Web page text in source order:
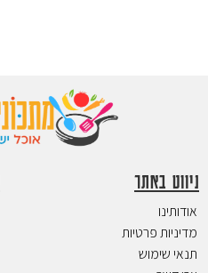
ניווט באתר
אודותינו
מדיניות פרטיות
תנאי שימוש